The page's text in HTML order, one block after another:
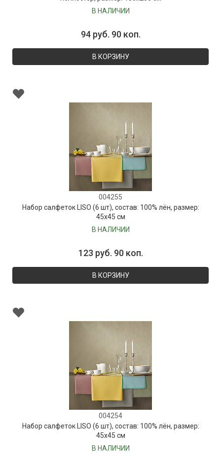
В НАЛИЧИИ
94 руб. 90 коп.
В КОРЗИНУ
004255
Набор салфеток LISO (6 шт), состав: 100% лён, размер:
45х45 см
В НАЛИЧИИ
123 руб. 90 коп.
В КОРЗИНУ
004254
Набор салфеток LISO (6 шт), состав: 100% лён, размер:
45х45 см
В НАЛИЧИИ